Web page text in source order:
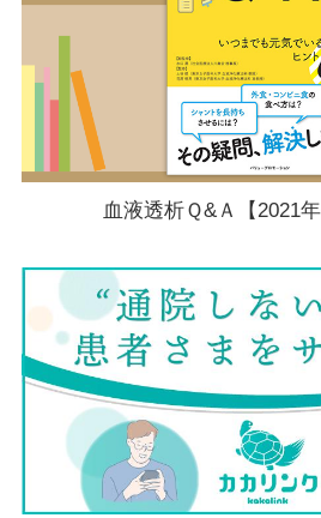
血液透析Ｑ&Ａ【2021